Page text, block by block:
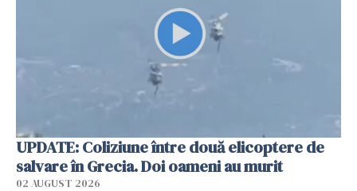
UPDATE: Coliziune între două elicoptere de
salvare în Grecia. Doi oameni au murit
02 AUGUST 2026